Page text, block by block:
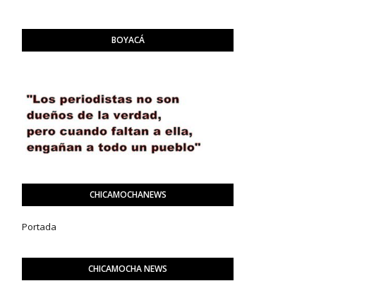
BOYACÁ
CHICAMOCHANEWS
Portada
CHICAMOCHA NEWS